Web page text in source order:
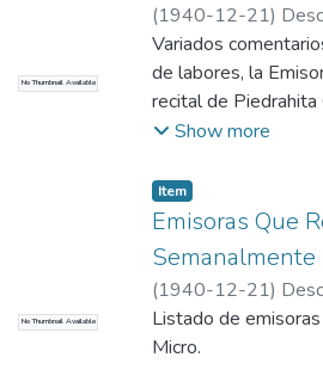
No Thumbnail Available
(1940-12-21)
Variados
de labores, la
recital de Piedrahita
estaciones en
Show more
No Thumbnail Available
Item
Emisoras Que
Semanalmente
(1940-12-21)
Listado de
Micro.